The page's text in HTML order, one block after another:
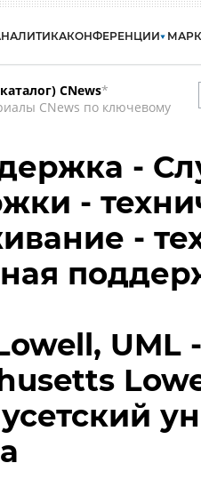
КОНФЕРЕНЦИИ
CNews*
CNews по ключевому
-
-
-